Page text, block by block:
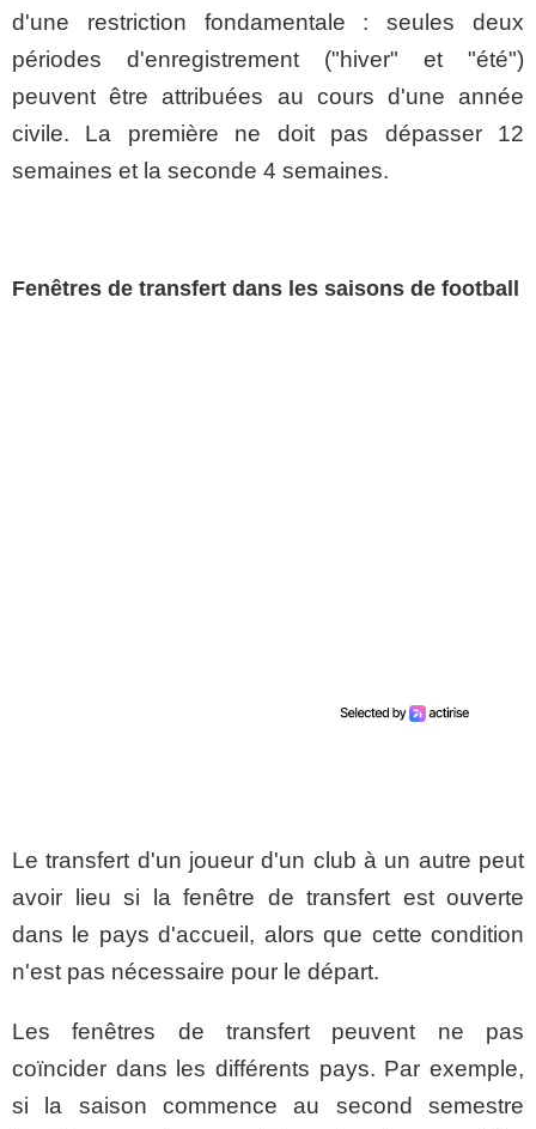
d'une restriction fondamentale : seules deux
périodes d'enregistrement ("hiver" et "été")
peuvent être attribuées au cours d'une année
civile. La première ne doit pas dépasser 12
semaines et la seconde 4 semaines.
Fenêtres de transfert dans les saisons de football
Le transfert d'un joueur d'un club à un autre peut
avoir lieu si la fenêtre de transfert est ouverte
dans le pays d'accueil, alors que cette condition
n'est pas nécessaire pour le départ.
Les fenêtres de transfert peuvent ne pas
coïncider dans les différents pays. Par exemple,
si la saison commence au second semestre